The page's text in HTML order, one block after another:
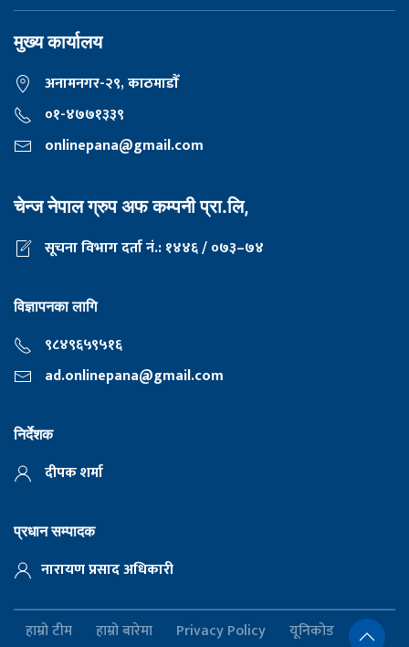
मुख्य कार्यालय
अनामनगर-२९, काठमाडाैँ
०१-४७७१३३९
onlinepana@gmail.com
चेन्ज नेपाल ग्रुप अफ कम्पनी प्रा.लि,
सूचना विभाग दर्ता नं.: १४४६ / ०७३–७४
विज्ञापनका लागि
९८४९६५९५१६
ad.onlinepana@gmail.com
निर्देशक
दीपक शर्मा
प्रधान सम्पादक
नारायण प्रसाद अधिकारी
हाम्रो टीम हाम्रो बारेमा Privacy Policy यूनिकोड